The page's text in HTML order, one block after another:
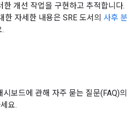
한 개선 작업을 구현하고 추적합니다.
자세한 내용은 SRE 도서의 사후 분
.
보드에 관해 자주 묻는 질문(FAQ)의
요.